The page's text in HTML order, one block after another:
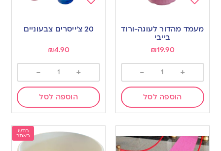
to
מעמד מהדור לעוגה-ורוד
בייבי
₪19.90
+
-
הוספה לסל
to20 צ׳ייסרים צבעוניים
₪4.90
+
-
הוספה לסל
חדש
באתר